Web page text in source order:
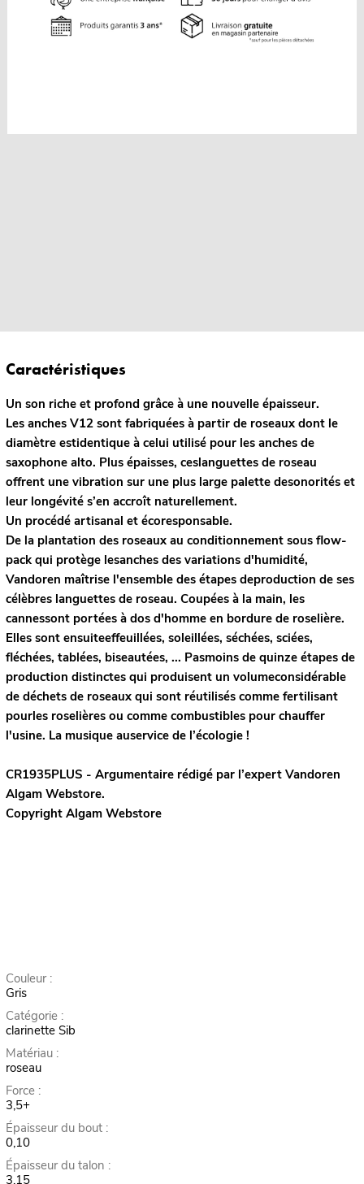
Caractéristiques
Un son riche et profond grâce à une nouvelle épaisseur.
Les anches V12 sont fabriquées à partir de roseaux dont le
diamètre estidentique à celui utilisé pour les anches de
saxophone alto. Plus épaisses, ceslanguettes de roseau
offrent une vibration sur une plus large palette desonorités et
leur longévité s’en accroît naturellement.
Un procédé artisanal et écoresponsable.
De la plantation des roseaux au conditionnement sous flow-
pack qui protège lesanches des variations d'humidité,
Vandoren maîtrise l'ensemble des étapes deproduction de ses
célèbres languettes de roseau. Coupées à la main, les
cannessont portées à dos d'homme en bordure de roselière.
Elles sont ensuiteeffeuillées, soleillées, séchées, sciées,
fléchées, tablées, biseautées, ... Pasmoins de quinze étapes de
production distinctes qui produisent un volumeconsidérable
de déchets de roseaux qui sont réutilisés comme fertilisant
pourles roselières ou comme combustibles pour chauffer
l'usine. La musique auservice de l’écologie !
CR1935PLUS - Argumentaire rédigé par l’expert Vandoren
Algam Webstore.
Copyright Algam Webstore
Couleur :
Gris
Catégorie :
clarinette Sib
Matériau :
roseau
Force :
3,5+
Épaisseur du bout :
0,10
Épaisseur du talon :
3,15